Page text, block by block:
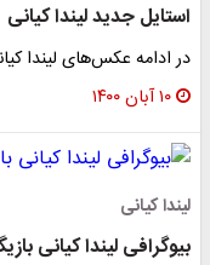
استایل جدید لیندا کیانی
در ادامه عکس‌های لیندا
۱۰ آبان ۱۴۰۰
لیندا کیانی
بیوگرافی لیندا کیانی